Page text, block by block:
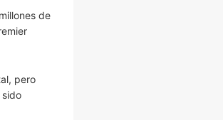
de
pero
sido